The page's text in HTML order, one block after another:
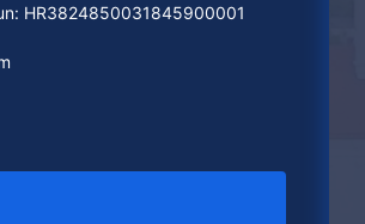
HR3824850031845900001